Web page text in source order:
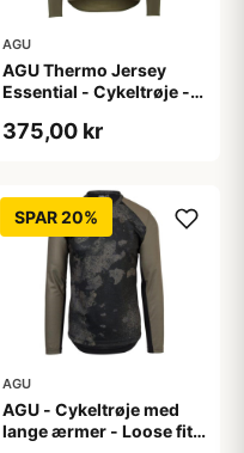
AGU
AGU Thermo Jersey
Essential - Cykeltrøje -
XL
375,00 kr
SPAR 20%
AGU
AGU - Cykeltrøje med
lange ærmer - Loose fit -